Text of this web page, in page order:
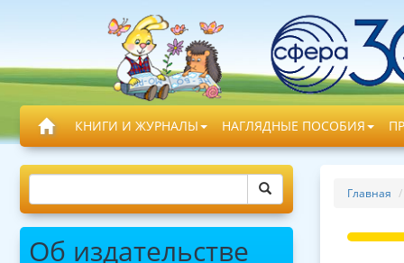
КНИГИ И ЖУРНАЛЫ НАГЛЯДНЫЕ ПОСОБИЯ
Об издательстве
Главная